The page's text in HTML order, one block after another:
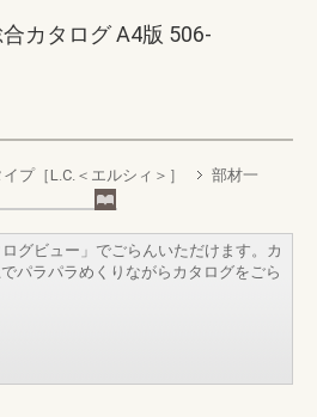
カタログ A4版 506-
プ［L.C.＜エルシィ＞］
部材一
グビュー」でごらんいただけます。カ
パラパラめくりながらカタログをごら